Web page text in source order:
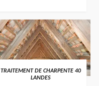
TRAITEMENT DE CHARPENTE 40
LANDES